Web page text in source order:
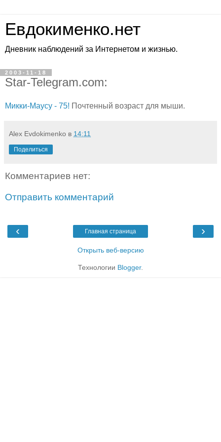
Евдокименко.нет
Дневник наблюдений за Интернетом и жизнью.
2003-11-18
Star-Telegram.com:
Микки-Маусу - 75! Почтенный возраст для мыши.
Alex Evdokimenko в 14:11
Поделиться
Комментариев нет:
Отправить комментарий
‹ ›
Главная страница
Открыть веб-версию
Технологии Blogger.